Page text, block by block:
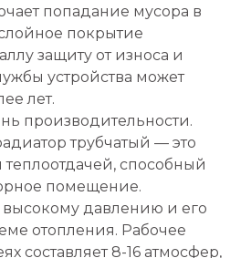
попадание мусора в
покрытие
защиту от износа и
устройства может
лет.
производительности.
трубчатый — это
способный
помещение.
высокому давлению и его
отопления. Рабочее
составляет 8-16 атмосфер,